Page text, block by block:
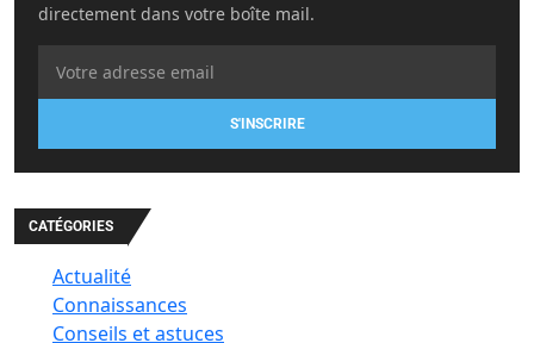
directement dans votre boîte mail.
S'INSCRIRE
CATÉGORIES
Actualité
Connaissances
Conseils et astuces